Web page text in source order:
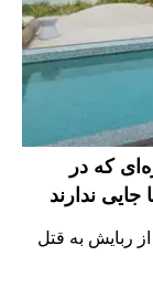
کریستیانو؛ ۱۰ چهره‌ای که در
ندارند
ربایش به قتل